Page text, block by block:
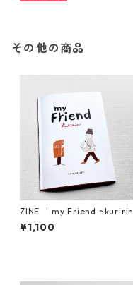
その他の商品
ZINE ｜my Friend ~kuririn
¥1,100